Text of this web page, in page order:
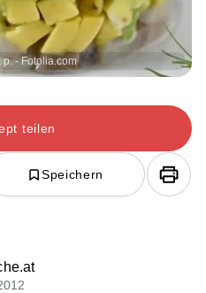
p. - Fotolia.com
teilen
Speichern